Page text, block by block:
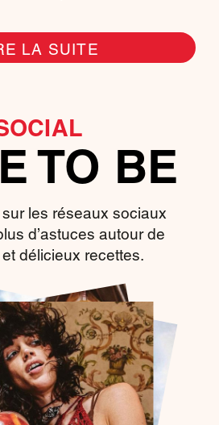
LA SUITE
TO BE
les réseaux sociaux
d’astuces autour de
et délicieux recettes.